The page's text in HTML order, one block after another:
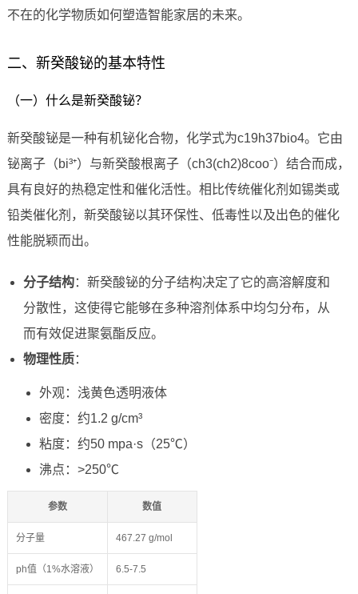
不在的化学物质如何塑造智能家居的未来。
二、新癸酸铋的基本特性
（一）什么是新癸酸铋？
新癸酸铋是一种有机铋化合物，化学式为c19h37bio4。它由
铋离子（bi³⁺）与新癸酸根离子（ch3(ch2)8coo⁻）结合而成，
具有良好的热稳定性和催化活性。相比传统催化剂如锡类或
铅类催化剂，新癸酸铋以其环保性、低毒性以及出色的催化
性能脱颖而出。
分子结构：新癸酸铋的分子结构决定了它的高溶解度和
分散性，这使得它能够在多种溶剂体系中均匀分布，从
而有效促进聚氨酯反应。
物理性质：
外观：浅黄色透明液体
密度：约1.2 g/cm³
粘度：约50 mpa·s（25℃）
沸点：>250℃
参数 数值
分子量 467.27 g/mol
ph值（1%水溶液） 6.5-7.5